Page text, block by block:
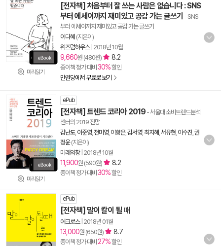
미리읽기
[전자책] 처음부터 잘 쓰는 사람은 없습니다 : SNS
부터 에세이까지 재미있고 공감 가는 글쓰기 - SNS
부터 에세이까지 재미있고 공감 가는 글쓰기
이다혜 (지은이)
위즈덤하우스| 2018년 10월
9,660원 (480원) 8.2
종이책 정가 대비 30%할인
만권당에서 무료로 보기
미리읽기
ePub
[전자책] 트렌드 코리아 2019 - 서울대 소비트렌드분석
센터의 2019 전망
김난도, 이준영, 전미영, 이향은, 김서영, 최지혜 서유현 이수진 권
정윤(지은이)
미래의창| 2018년 10월
11,900원 (590원) 8.2
종이책 정가 대비 30%할인
ePub
[전자책] 말이 칼이 될 때
어크로스| 2018년 01월
13,000원 (650원) 8.7
종이책 정가 대비 27%할인